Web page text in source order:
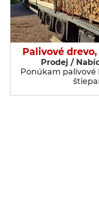
Palivové
Prodej /
Ponúkam palivové